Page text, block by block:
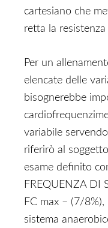
cartesiano che
retta la resistenza
Per un
elencate delle
bisognerebbe
variabile
riferirò al
esame definito
FREQUENZA DI
FC max – (7/8%),
sistema